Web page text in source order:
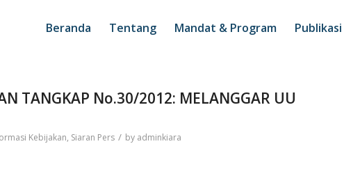
Beranda Tentang Mandat & Program Publikasi
TANGKAP No.30/2012: MELANGGAR UU
Kebijakan, Siaran Pers / by adminkiara